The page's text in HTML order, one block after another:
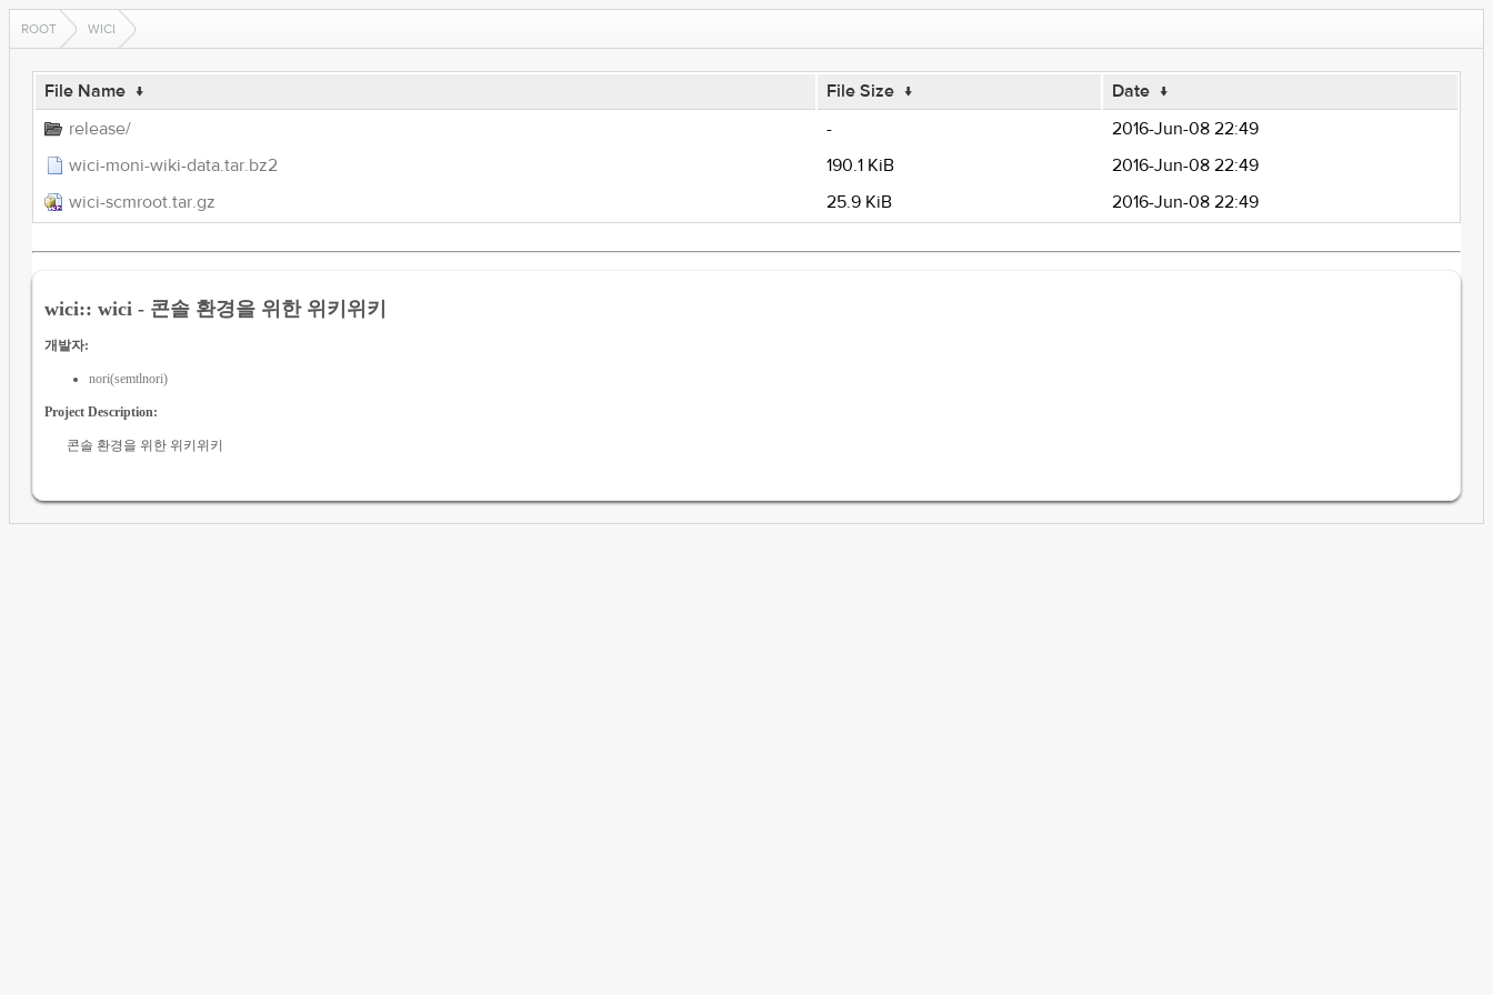
ROOT WICI
File Name ↓ File Size ↓ Date ↓
release/
-
2016-Jun-08 22:49
wici-moni-wiki-data.tar.bz2
190.1 KiB
2016-Jun-08 22:49
wici-scmroot.tar.gz
25.9 KiB 2016-Jun-08 22:49
wici:: wici - 콘솔 환경을 위한 위키위키
개발자:
nori(semtlnori)
Project Description:
콘솔 환경을 위한 위키위키